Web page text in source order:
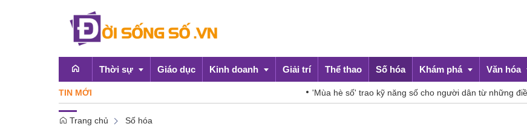
Thời sự
Emagazine
Giáo dục Kinh doanh Giải trí Thể thao Số hóa Khám phá Văn hóa
TIN MỚI 'Mùa hè số' trao kỹ năng số cho người dân từ những điều giản dị
Trang chủ Số hóa